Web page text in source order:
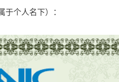
个人名下）：